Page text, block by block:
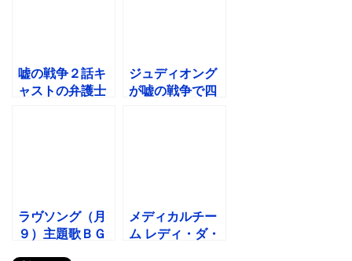
嘘の戦争２話キ
ャストの弁護士
ジュディオング
が嘘の戦争で四
ラヴソング（月
９）主題歌ＢＧ
メディカルチー
ム レディ・ダ・